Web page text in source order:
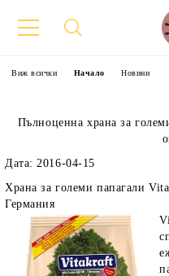
Виж всички Начало Новини
Пълноценна храна за
Дата: 2016-04-15
Храна за големи папагали
Германия